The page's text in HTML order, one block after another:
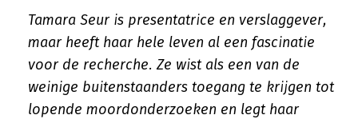
Tamara Seur is presentatrice en verslaggever,
maar heeft haar hele leven al een fascinatie
voor de recherche. Ze wist als een van de
weinige buitenstaanders toegang te krijgen tot
lopende moordonderzoeken en legt haar